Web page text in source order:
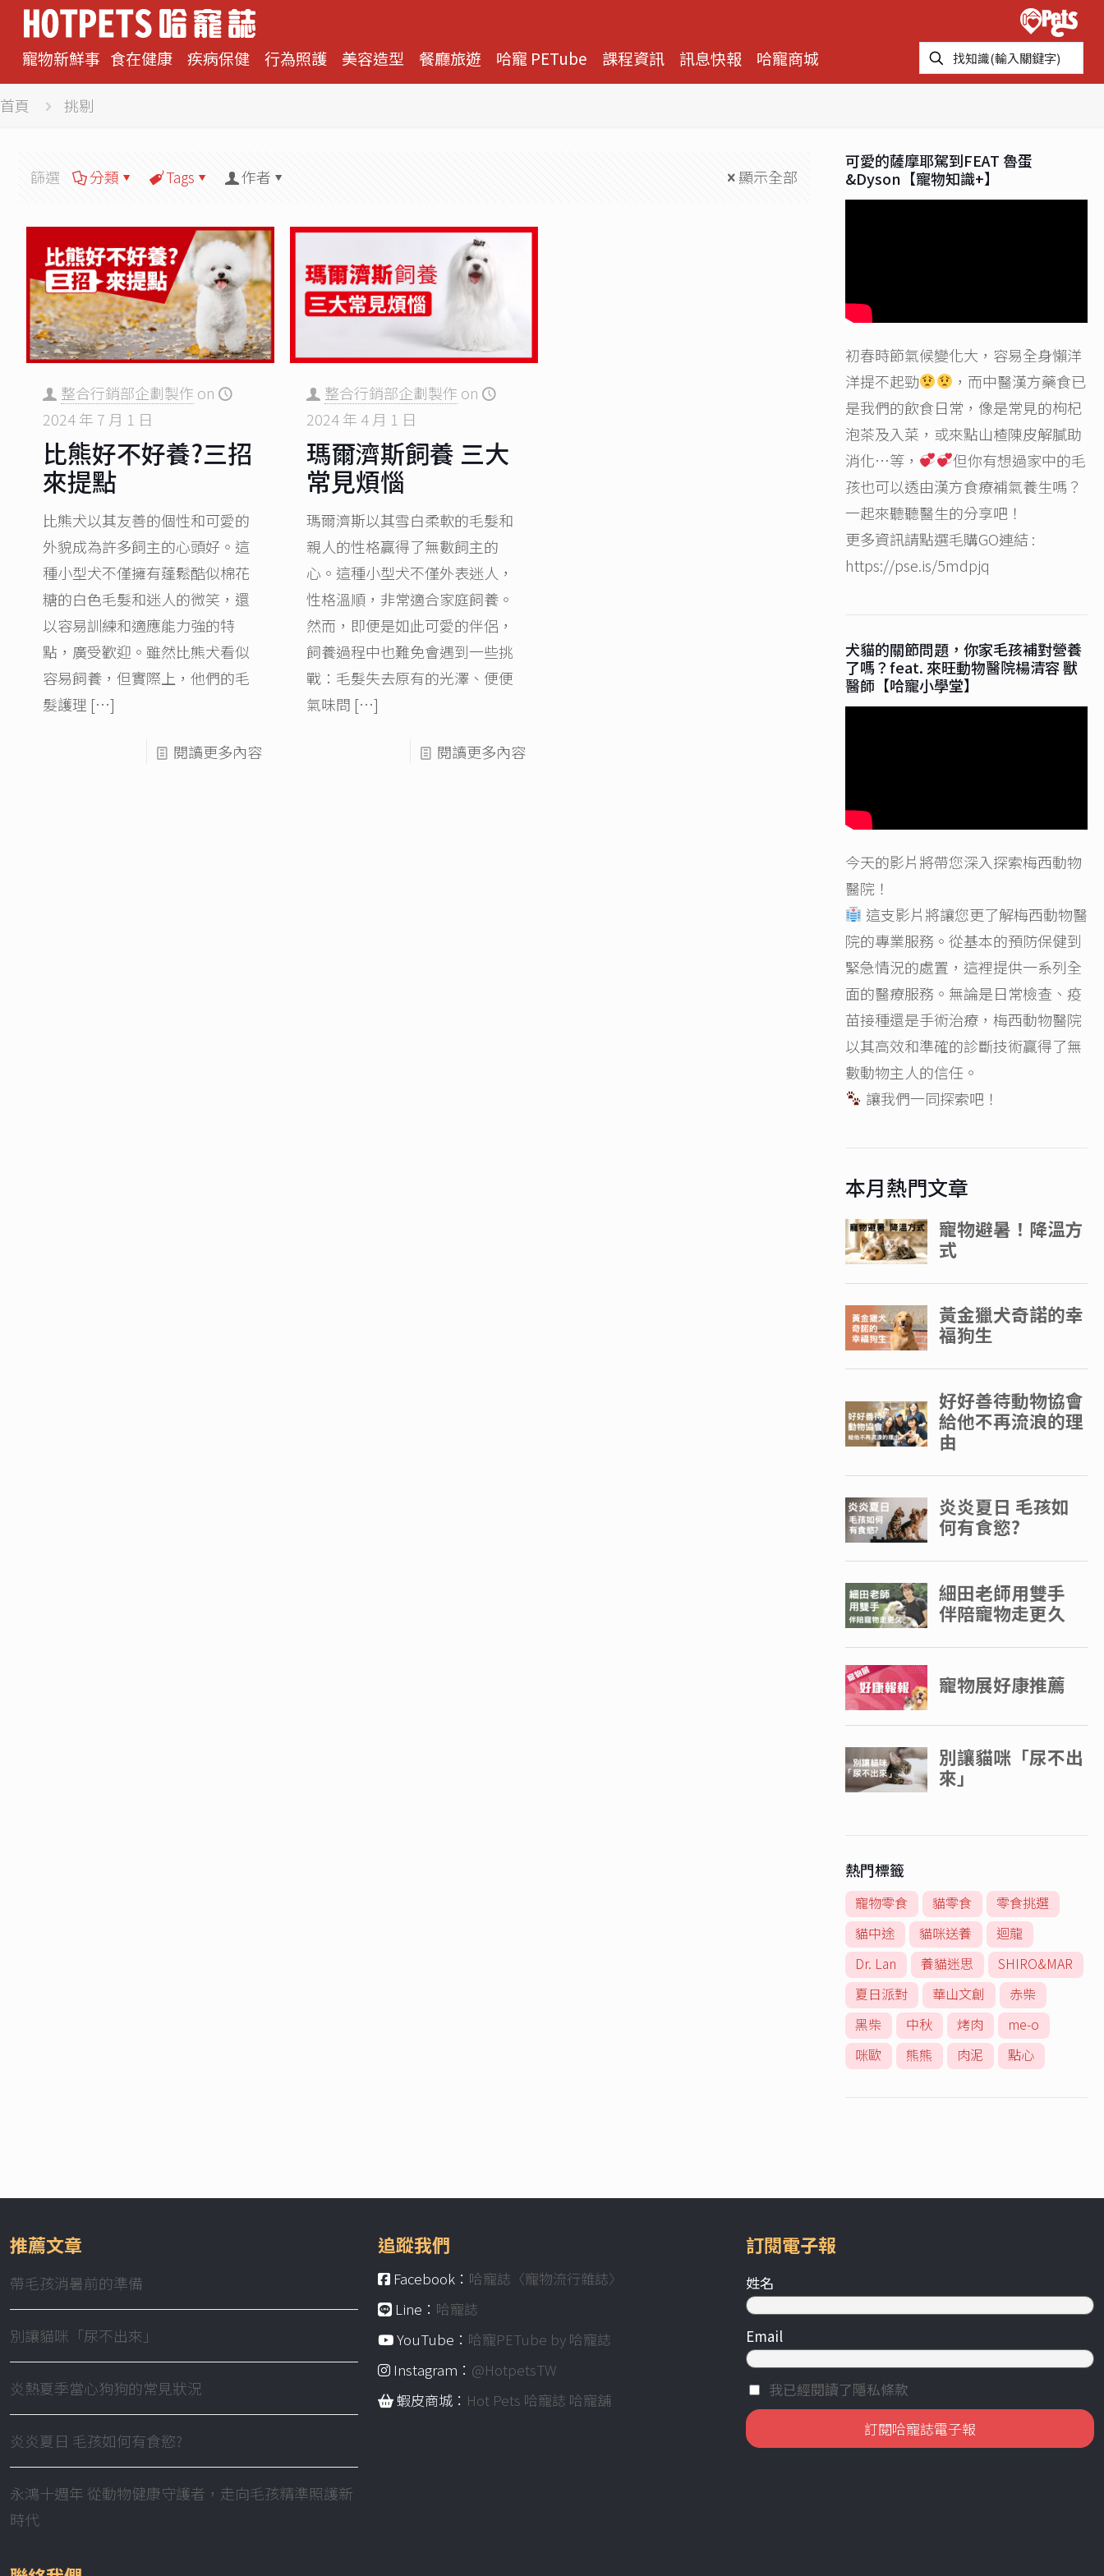
寵物新鮮事 食在健康 疾病保健 行為照護 美容造型 餐廳旅遊 哈寵 PETube 課程資訊 訊息快報 哈寵商城
首頁 挑剔
篩選 分類 Tags 作者 顯示全部
整合行銷部企劃製作 on
2024 年 7 月 1 日
比熊好不好養?三招
來提點
比熊犬以其友善的個性和可愛的
外貌成為許多飼主的心頭好。這
種小型犬不僅擁有蓬鬆酷似棉花
糖的白色毛髮和迷人的微笑，還
以容易訓練和適應能力強的特
點，廣受歡迎。雖然比熊犬看似
容易飼養，但實際上，他們的毛
髮護理 […]
閱讀更多內容
整合行銷部企劃製作 on
2024 年 4 月 1 日
瑪爾濟斯飼養 三大
常見煩惱
瑪爾濟斯以其雪白柔軟的毛髮和
親人的性格贏得了無數飼主的
心。這種小型犬不僅外表迷人，
性格溫順，非常適合家庭飼養。
然而，即便是如此可愛的伴侶，
飼養過程中也難免會遇到一些挑
戰：毛髮失去原有的光澤、便便
氣味問 […]
閱讀更多內容
可愛的薩摩耶駕到FEAT 魯蛋
&Dyson【寵物知識+】
初春時節氣候變化大，容易全身懶洋
洋提不起勁
，而中醫漢方藥食已
是我們的飲食日常，像是常見的枸杞
泡茶及入菜，或來點山楂陳皮解膩助
消化…等，
但你有想過家中的毛
孩也可以透由漢方食療補氣養生嗎？
一起來聽聽醫生的分享吧！
更多資訊請點選毛購GO連結 :
https://pse.is/5mdpjq
犬貓的關節問題，你家毛孩補對營養
了嗎？feat. 來旺動物醫院楊清容 獸
醫師【哈寵小學堂】
今天的影片將帶您深入探索梅西動物
醫院！
這支影片將讓您更了解梅西動物醫
院的專業服務。從基本的預防保健到
緊急情況的處置，這裡提供一系列全
面的醫療服務。無論是日常檢查、疫
苗接種還是手術治療，梅西動物醫院
以其高效和準確的診斷技術贏得了無
數動物主人的信任。
讓我們一同探索吧！
本月熱門文章
熱門標籤
寵物零食 貓零食
零食挑選
貓中途
貓咪送養
迴龍
Dr. Lan
養貓迷思
SHIRO&MAR
夏日派對
華山文創
赤柴
黑柴
中秋 烤肉
me-o
咪歐
熊熊 肉泥 點心
推薦文章
帶毛孩消暑前的準備
別讓貓咪「尿不出來」
炎熱夏季當心狗狗的常見狀況
炎炎夏日 毛孩如何有食慾?
永鴻十週年 從動物健康守護者，走向毛孩精準照護新
時代
追蹤我們
Facebook： 哈寵誌〈寵物流行雜誌〉
Line： 哈寵誌
YouTube： 哈寵PETube by 哈寵誌
Instagram： @HotpetsTW
蝦皮商城： Hot Pets 哈寵誌 哈寵舖
訂閱電子報
姓名
Email
我已經閱讀了隱私條款